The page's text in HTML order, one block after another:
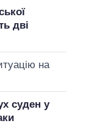
дві
на
суден у